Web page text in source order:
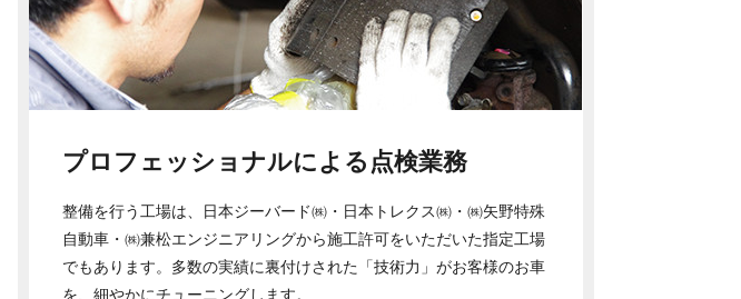
プロフェッショナルによる点検業務
整備を行う工場は、日本ジーバード㈱・日本トレクス㈱・㈱矢野特殊
自動車・㈱兼松エンジニアリングから施工許可をいただいた指定工場
でもあります。多数の実績に裏付けされた「技術力」がお客様のお車
を、細やかにチューニングします。